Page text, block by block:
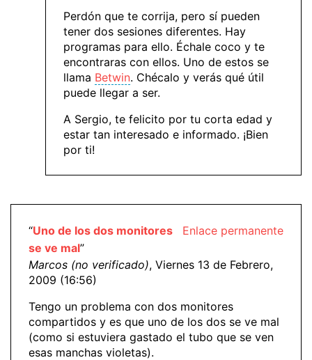
Perdón que te corrija, pero sí pueden
tener dos sesiones diferentes. Hay
programas para ello. Échale coco y te
encontraras con ellos. Uno de estos se
llama Betwin. Chécalo y verás qué útil
puede llegar a ser.
A Sergio, te felicito por tu corta edad y
estar tan interesado e informado. ¡Bien
por ti!
Enlace permanente
“Uno de los dos monitores
se ve mal”
Marcos (no verificado), Viernes 13 de Febrero,
2009 (16:56)
Tengo un problema con dos monitores
compartidos y es que uno de los dos se ve mal
(como si estuviera gastado el tubo que se ven
esas manchas violetas).